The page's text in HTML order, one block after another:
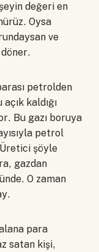
değeri en
Oysa
ve
petrolden
kaldığı
Bu gazı boruya
petrol
şöyle
gazdan
O zaman
para
satan kişi,